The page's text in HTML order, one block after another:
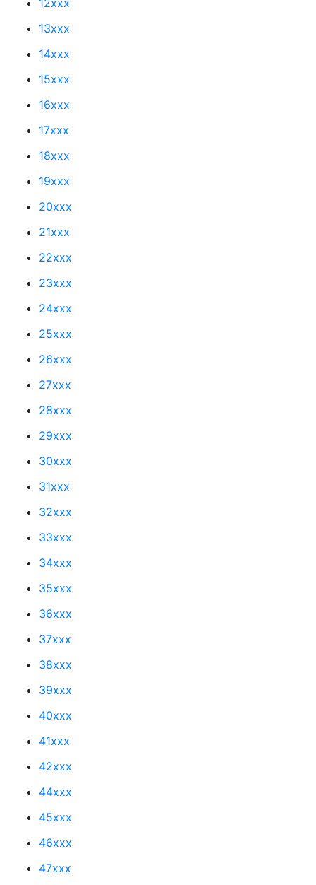
13xxx
14xxx
15xxx
16xxx
17xxx
18xxx
19xxx
20xxx
21xxx
22xxx
23xxx
24xxx
25xxx
26xxx
27xxx
28xxx
29xxx
30xxx
31xxx
32xxx
33xxx
34xxx
35xxx
36xxx
37xxx
38xxx
39xxx
40xxx
41xxx
42xxx
44xxx
45xxx
46xxx
47xxx